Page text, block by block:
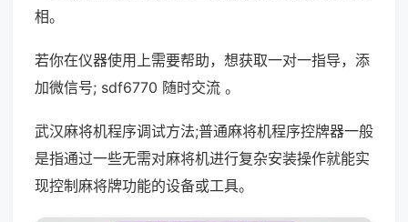
相。
若你在仪器使用上需要帮助，想获取一对一指导，添
加微信号; sdf6770 随时交流 。
武汉麻将机程序调试方法;普通麻将机程序控牌器一般
是指通过一些无需对麻将机进行复杂安装操作就能实
现控制麻将牌功能的设备或工具。